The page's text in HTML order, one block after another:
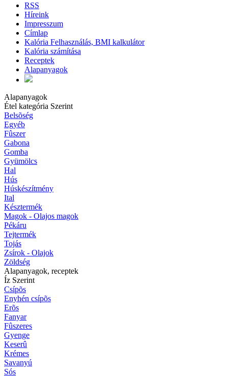
RSS
Híreink
Impresszum
Címlap
Kalória Felhasználás, BMI kalkulátor
Kalória számítása
Receptek
Alapanyagok
Alapanyagok
Étel kategória Szerint
Belsõség
Egyéb
Fûszer
Gabona
Gomba
Gyümölcs
Hal
Hús
Húskészítmény
Ital
Késztermék
Magok - Olajos magok
Pékáru
Tejtermék
Tojás
Zsírok - Olajok
Zöldség
Alapanyagok, receptek
Íz Szerint
Csípõs
Enyhén csípõs
Erõs
Fanyar
Fûszeres
Gyenge
Keserû
Krémes
Savanyú
Sós